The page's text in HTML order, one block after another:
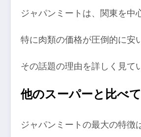
ジャパンミートは、関東を中
特に肉類の価格が圧倒的に安
その話題の理由を詳しく見て
他のスーパーと比べ
ジャパンミートの最大の特徴は